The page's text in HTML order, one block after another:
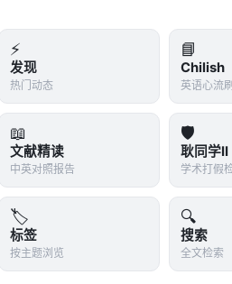
⚡
发现
热门动态
📘
Chilish
英语心流
📖
文献精读
中英对照报告
🛡️
耿同学II
学术打假
🏷️
标签
按主题浏览
🔍
搜索
全文检索